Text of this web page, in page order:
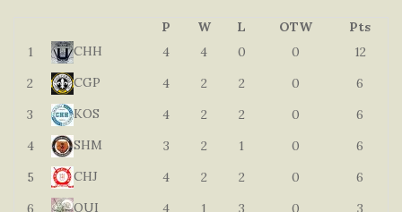
P W L OTW
Pts
1
CHH 4 4 0 0
12
2
CGP 4 2 2 0
6
3
KOS 4 2 2 0
6
4
SHM 3 2 1 0
6
5
CHJ 4 2 2 0
6
6
QUI 4 1 3 0
3